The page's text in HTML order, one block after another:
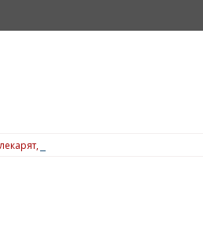
когото бъдещите майки в Бургас